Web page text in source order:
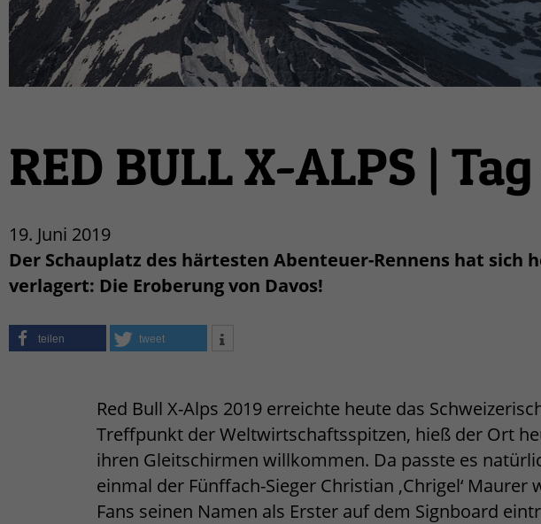
RED BULL X-ALPS |
19. Juni 2019
Der Schauplatz des härtesten Abenteuer-Rennens hat sich
verlagert: Die Eroberung von Davos!
teilen tweet
Red Bull X-Alps 2019 erreichte heute das
Treffpunkt der Weltwirtschaftsspitzen, hieß der Ort
ihren Gleitschirmen willkommen. Da passte es
einmal der Fünffach-Sieger Christian ‚Chrigel‘
Fans seinen Namen als Erster auf dem Signboard